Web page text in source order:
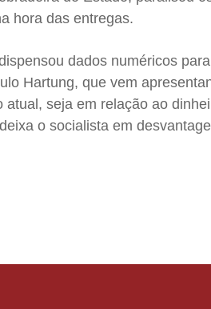
hora das entregas.
dados numéricos
Hartung, que vem
seja em relação ao
o socialista em